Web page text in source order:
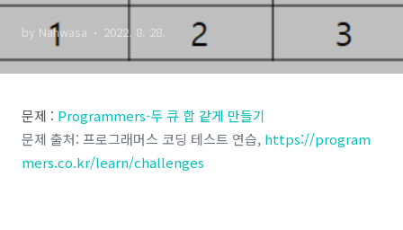
by Nahwasa 2022. 8. 28.
문제 : Programmers-두 큐 합 같게 만들기
문제 출처: 프로그래머스 코딩 테스트 연습, https://program
mers.co.kr/learn/challenges